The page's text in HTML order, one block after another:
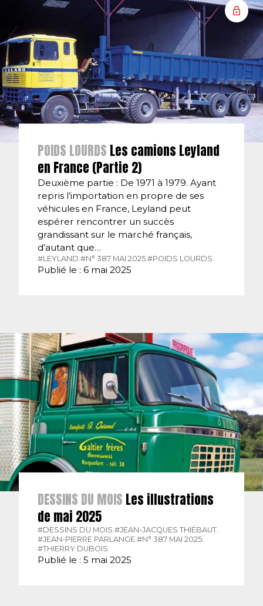
POIDS LOURDS Les camions Leyland
en France (Partie 2)
Deuxième partie : De 1971 à 1979. Ayant
repris l’importation en propre de ses
véhicules en France, Leyland peut
espérer rencontrer un succès
grandissant sur le marché français,
d’autant que…
#LEYLAND. #N° 387 MAI 2025. #POIDS LOURDS.
Publié le : 6 mai 2025
DESSINS DU MOIS Les illustrations
de mai 2025
#DESSINS DU MOIS. #JEAN-JACQUES THIÉBAUT.
#JEAN-PIERRE PARLANGE. #N° 387 MAI 2025.
#THIERRY DUBOIS.
Publié le : 5 mai 2025